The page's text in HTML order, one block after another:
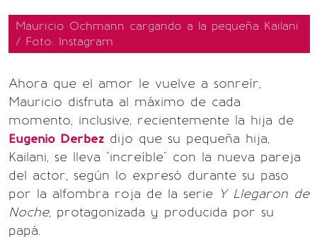
Mauricio Ochmann cargando a la pequeña Kailani
/ Foto: Instagram
Ahora que el amor le vuelve a sonreír,
Mauricio disfruta al máximo de cada
momento, inclusive, recientemente la hija de
Eugenio Derbez dijo que su pequeña hija,
Kailani, se lleva "increíble" con la nueva pareja
del actor, según lo expresó durante su paso
por la alfombra roja de la serie Y Llegaron de
Noche, protagonizada y producida por su
papá.